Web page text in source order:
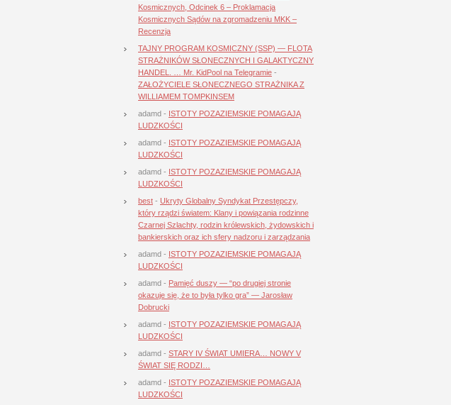
Kosmicznych, Odcinek 6 – Proklamacja
Kosmicznych Sądów na zgromadzeniu MKK –
Recenzja
TAJNY PROGRAM KOSMICZNY (SSP) — FLOTA
STRAŻNIKÓW SŁONECZNYCH I GALAKTYCZNY
HANDEL. … Mr. KidPool na Telegramie -
ZAŁOŻYCIELE SŁONECZNEGO STRAŻNIKA Z
WILLIAMEM TOMPKINSEM
adamd - ISTOTY POZAZIEMSKIE POMAGAJĄ
LUDZKOŚCI
adamd - ISTOTY POZAZIEMSKIE POMAGAJĄ
LUDZKOŚCI
adamd - ISTOTY POZAZIEMSKIE POMAGAJĄ
LUDZKOŚCI
best - Ukryty Globalny Syndykat Przestępczy,
który rządzi światem: Klany i powiązania rodzinne
Czarnej Szlachty, rodzin królewskich, żydowskich i
bankierskich oraz ich sfery nadzoru i zarządzania
adamd - ISTOTY POZAZIEMSKIE POMAGAJĄ
LUDZKOŚCI
adamd - Pamięć duszy — “po drugiej stronie
okazuje się, że to była tylko gra” — Jarosław
Dobrucki
adamd - ISTOTY POZAZIEMSKIE POMAGAJĄ
LUDZKOŚCI
adamd - STARY IV ŚWIAT UMIERA… NOWY V
ŚWIAT SIĘ RODZI…
adamd - ISTOTY POZAZIEMSKIE POMAGAJĄ
LUDZKOŚCI